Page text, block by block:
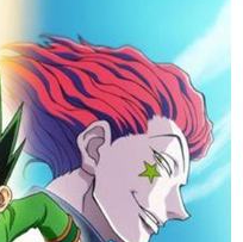
結帳頁面顯示為準，若有關於
疑問，請聯繫「AFTEE先享後付
support/home
AFTEE先享後付」服務完成之交
，並將交易相關給付款項請求債
：
查看運費